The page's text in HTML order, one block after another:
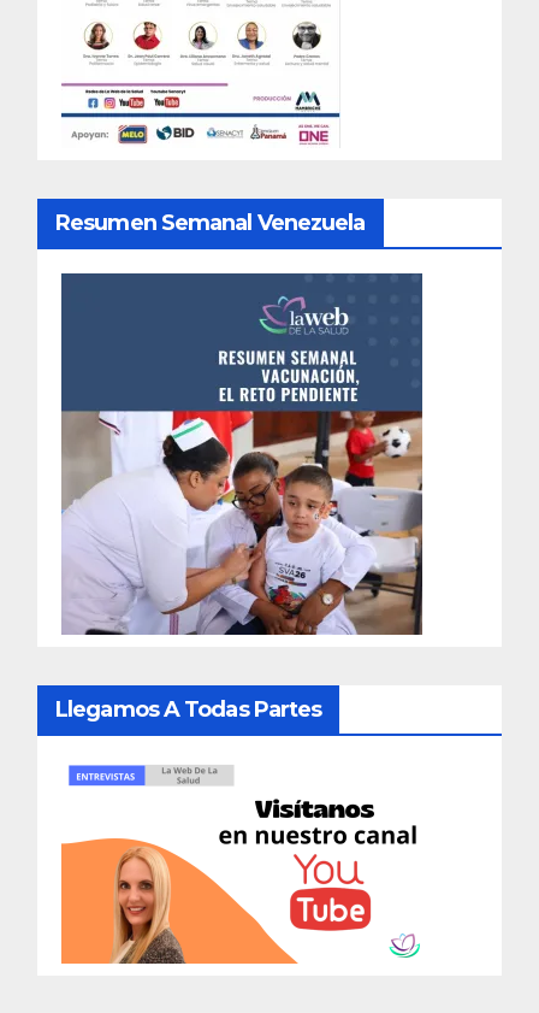
Resumen Semanal Venezuela
Llegamos A Todas Partes